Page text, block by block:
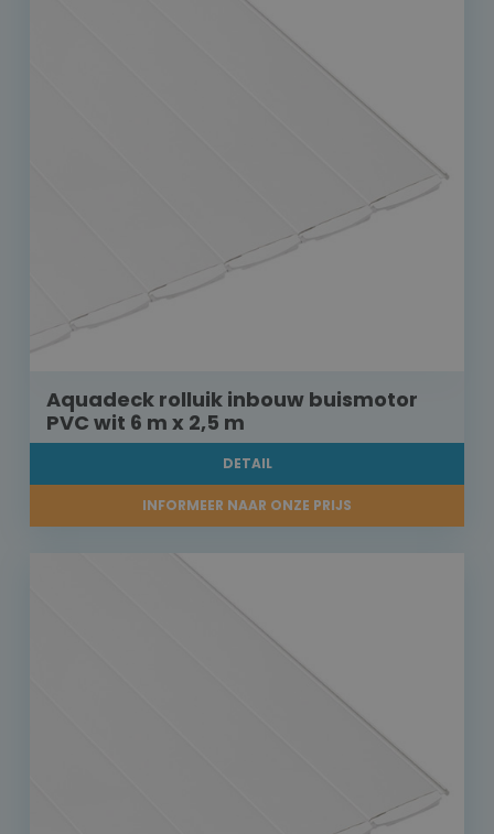
Aquadeck rolluik inbouw buismotor
PVC wit 6 m x 2,5 m
DETAIL
INFORMEER NAAR ONZE PRIJS